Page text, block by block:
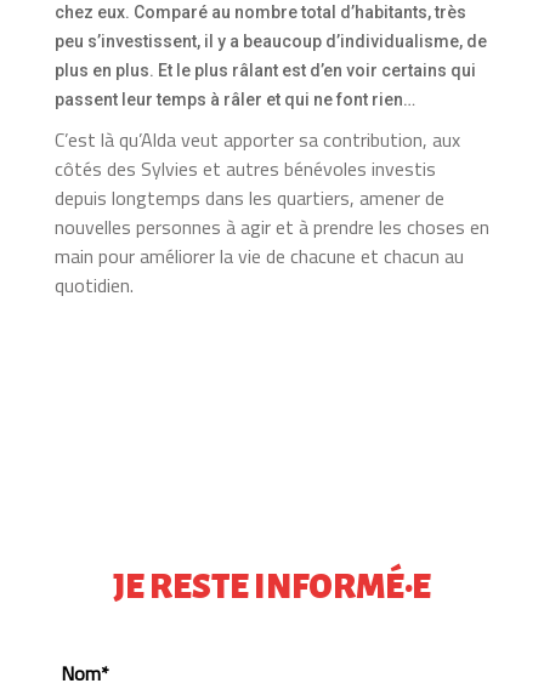
chez eux. Comparé au nombre total d’habitants, très
peu s’investissent, il y a beaucoup d’individualisme, de
plus en plus. Et le plus râlant est d’en voir certains qui
passent leur temps à râler et qui ne font rien…
C’est là qu’Alda veut apporter sa contribution, aux
côtés des Sylvies et autres bénévoles investis
depuis longtemps dans les quartiers, amener de
nouvelles personnes à agir et à prendre les choses en
main pour améliorer la vie de chacune et chacun au
quotidien.
JE RESTE INFORMÉ·E
Nom*